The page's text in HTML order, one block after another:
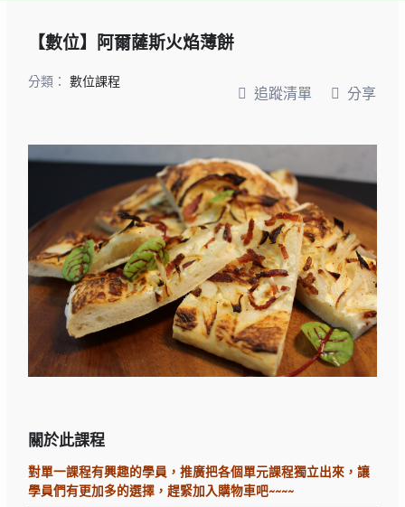
【數位】阿爾薩斯火焰薄餅
分類：數位課程
追蹤清單 分享
關於此課程
對單一課程有興趣的學員，推廣把各個單元課程獨立出來，讓
學員們有更加多的選擇，趕緊加入購物車吧~~~~